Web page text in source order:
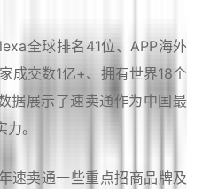
全球排名41位、APP海外
成交数1亿+、拥有世界18个
据展示了速卖通作为中国最
。
速卖通一些重点招商品牌及